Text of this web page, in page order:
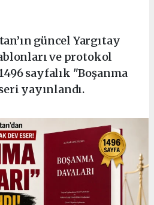
güncel Yargıtay
ve protokol
sayfalık "Boşanma
yayınlandı.